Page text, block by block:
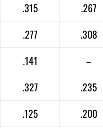
.315 .267
.277 .308
.141 –
.327 .235
.125 .200